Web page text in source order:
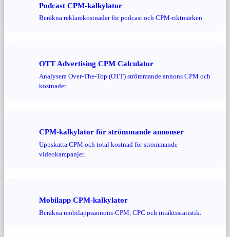
Podcast CPM-kalkylator
Beräkna reklamkostnader för podcast och CPM-riktmärken.
OTT Advertising CPM Calculator
Analysera Over-The-Top (OTT) strömmande annons CPM och
kostnader.
CPM-kalkylator för strömmande annonser
Uppskatta CPM och total kostnad för strömmande
videokampanjer.
Mobilapp CPM-kalkylator
Beräkna mobilappsannons-CPM, CPC och intäktsstatistik.